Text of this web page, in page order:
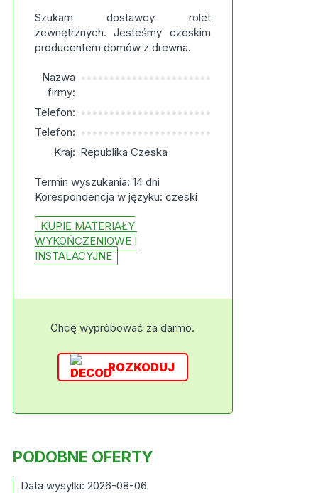
Szukam dostawcy rolet
zewnętrznych. Jesteśmy czeskim
producentem domów z drewna.
Nazwa
firmy:
***********************
Telefon: ***********************
Telefon: ***********************
Kraj: Republika Czeska
Termin wyszukania: 14 dni
Korespondencja w języku: czeski
KUPIĘ MATERIAŁY
WYKOŃCZENIOWE I
INSTALACYJNE
Chcę wypróbować za darmo.
ROZKODUJ
PODOBNE OFERTY
Data wysylki: 2026-08-06